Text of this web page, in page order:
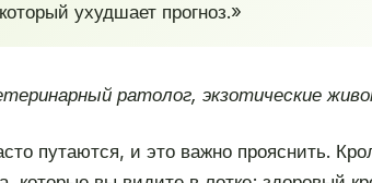
ухудшает прогноз.»
ратолог, экзотические
путаются, и это важно прояснить.